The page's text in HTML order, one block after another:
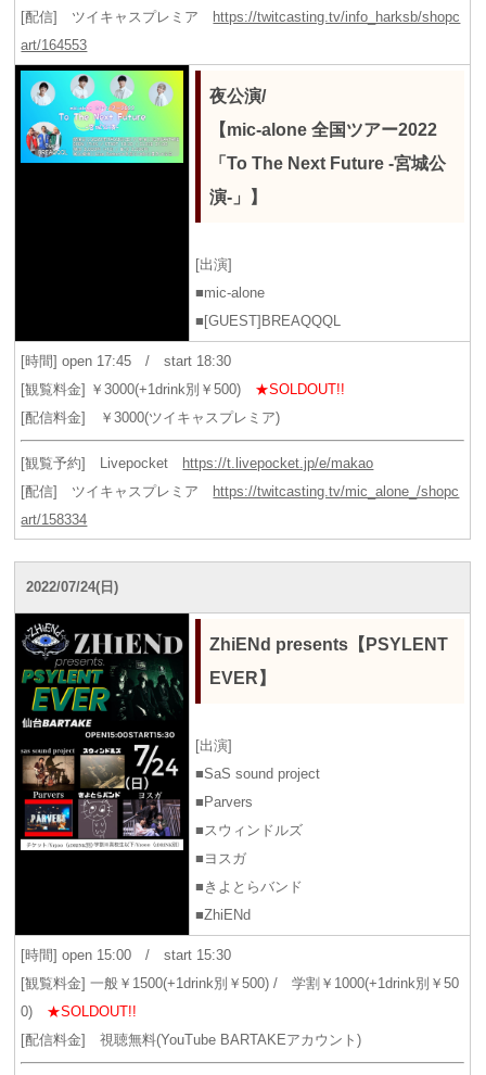
[配信] ツイキャスプレミア https://twitcasting.tv/info_harksb/shopc
art/164553
夜公演/
【mic-alone 全国ツアー2022
「To The Next Future -宮城公
演-」】
[出演]
■mic-alone
■[GUEST]BREAQQQL
[時間] open 17:45 / start 18:30
[観覧料金] ￥3000(+1drink別￥500) ★SOLDOUT!!
[配信料金] ￥3000(ツイキャスプレミア)
[観覧予約] Livepocket https://t.livepocket.jp/e/makao
[配信] ツイキャスプレミア https://twitcasting.tv/mic_alone_/shopc
art/158334
2022/07/24(日)
ZhiENd presents【PSYLENT
EVER】
[出演]
■SaS sound project
■Parvers
■スウィンドルズ
■ヨスガ
■きよとらバンド
■ZhiENd
[時間] open 15:00 / start 15:30
[観覧料金] 一般￥1500(+1drink別￥500) / 学割￥1000(+1drink別￥50
0) ★SOLDOUT!!
[配信料金] 視聴無料(YouTube BARTAKEアカウント)